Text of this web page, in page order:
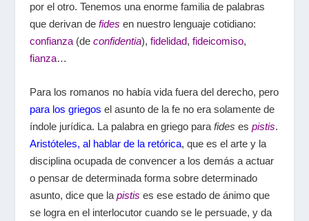
por el otro. Tenemos una enorme familia de palabras
que derivan de fides en nuestro lenguaje cotidiano:
confianza(de confidentia), fidelidad, fideicomiso,
fianza…
Para los romanos no había vida fuera del derecho, pero
para los griegos el asunto de la fe no era solamente de
índole jurídica. La palabra en griego para fides es pistis.
Aristóteles, al hablar de la retórica, que es el arte y la
disciplina ocupada de convencer a los demás a actuar
o pensar de determinada forma sobre determinado
asunto, dice que la pistis es ese estado de ánimo que
se logra en el interlocutor cuando se le persuade, y da